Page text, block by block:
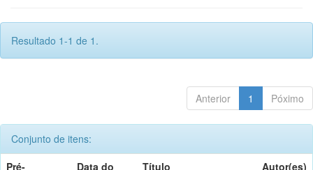
Resultado 1-1 de 1.
Anterior 1 Póximo
Conjunto de itens:
Pré-
Data do
Título Autor(es)